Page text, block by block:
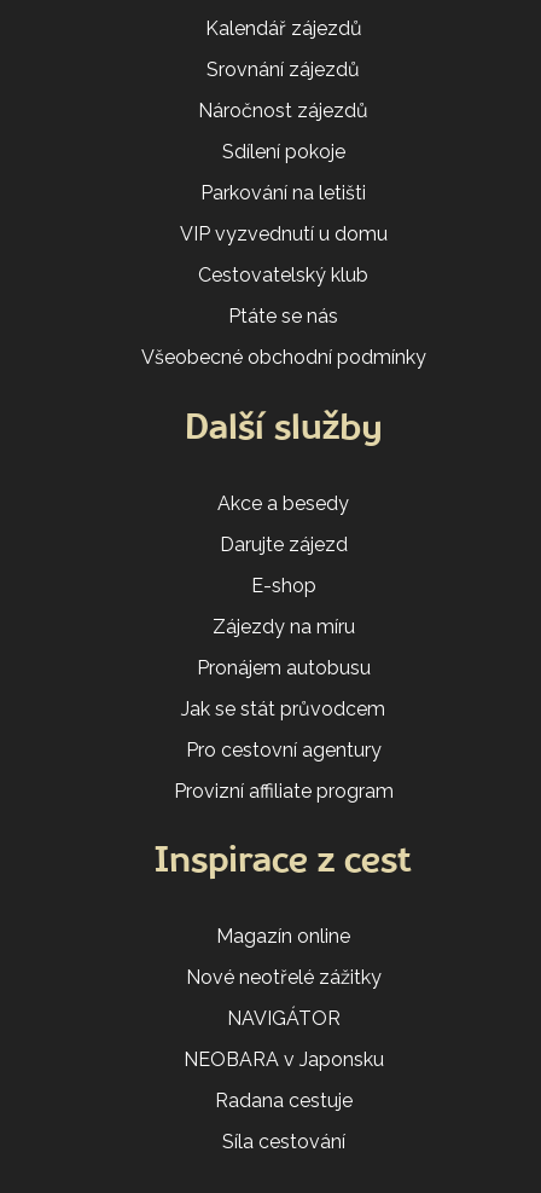
Kalendář zájezdů
Srovnání zájezdů
Náročnost zájezdů
Sdílení pokoje
Parkování na letišti
VIP vyzvednutí u domu
Cestovatelský klub
Ptáte se nás
Všeobecné obchodní podmínky
Další služby
Akce a besedy
Darujte zájezd
E-shop
Zájezdy na míru
Pronájem autobusu
Jak se stát průvodcem
Pro cestovní agentury
Provizní affiliate program
Inspirace z cest
Magazín online
Nové neotřelé zážitky
NAVIGÁTOR
NEOBARA v Japonsku
Radana cestuje
Síla cestování